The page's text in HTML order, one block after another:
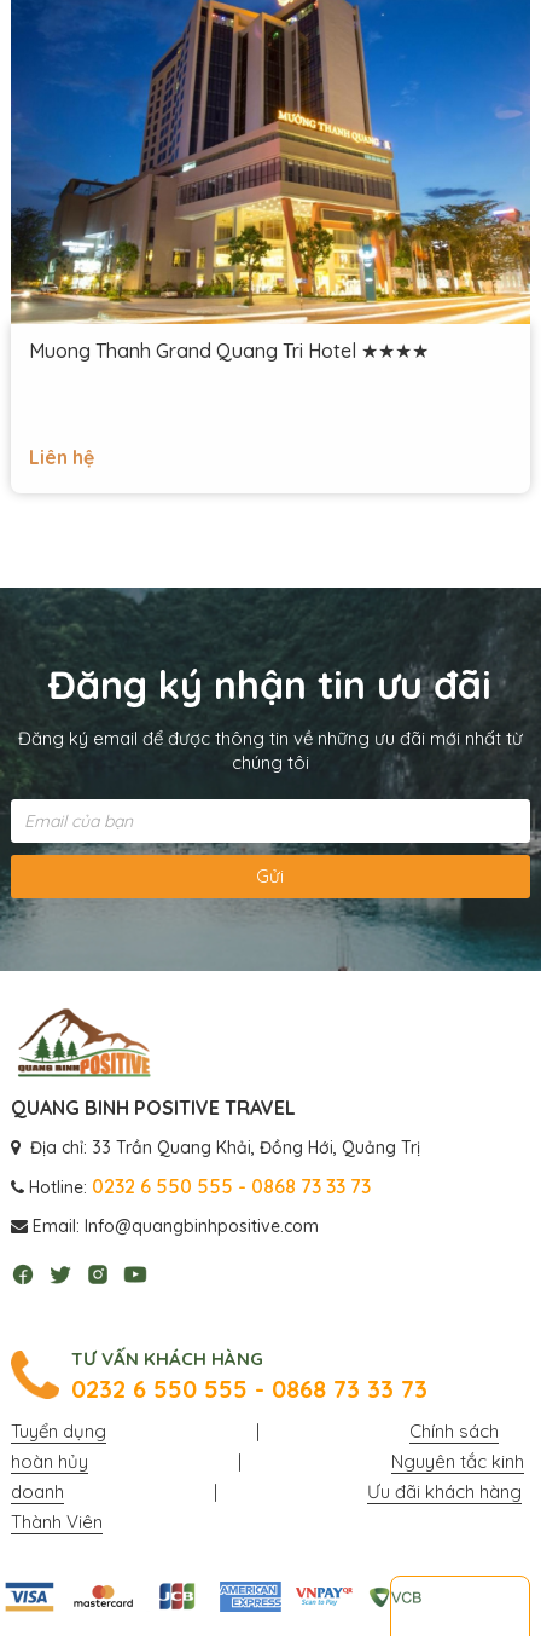
Muong Thanh Grand Quang Tri Hotel ★★★★
Liên hệ
Đăng ký nhận tin ưu đãi
Đăng ký email để được thông tin về những ưu đãi mới nhất từ
chúng tôi
Gửi
QUANG BINH POSITIVE TRAVEL
Địa chỉ: 33 Trần Quang Khải, Đồng Hới, Quảng Trị
Hotline: 0232 6 550 555 - 0868 73 33 73
Email: Info@quangbinhpositive.com
TƯ VẤN KHÁCH HÀNG
0232 6 550 555 - 0868 73 33 73
Tuyển dụng |
Chính sách
hoàn hủy
|
Nguyên tắc kinh
doanh
|
Ưu đãi khách hàng
Thành Viên